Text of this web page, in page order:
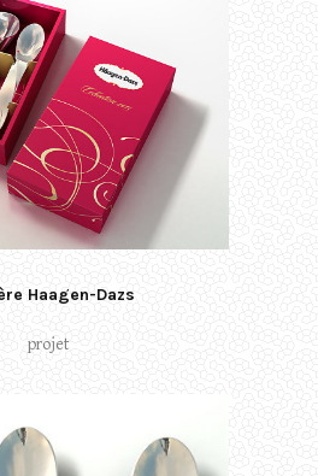
Haagen-Dazs
projet